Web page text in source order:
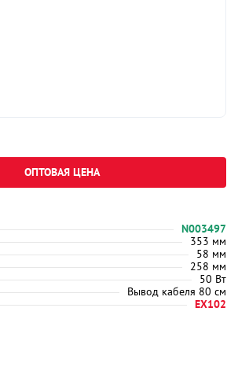
N003497
353 мм
58 мм
258 мм
50 Вт
Вывод кабеля 80 см
EX102
ОПТОВАЯ ЦЕНА